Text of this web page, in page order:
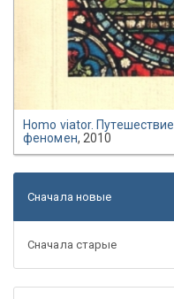
Homo viator.
феномен, 2010
Сначала новые
Сначала старые